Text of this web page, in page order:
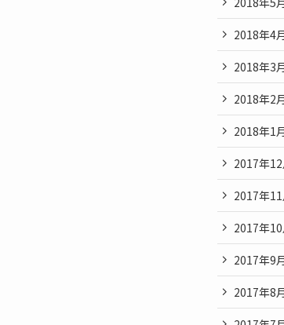
2018年4
2018年3
2018年2
2018年1
2017年12
2017年11
2017年10
2017年9
2017年8